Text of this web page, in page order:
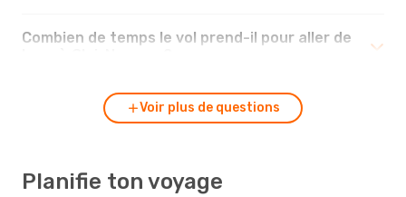
Combien de temps le vol prend-il pour aller de
Voir plus de questions
Planifie ton voyage